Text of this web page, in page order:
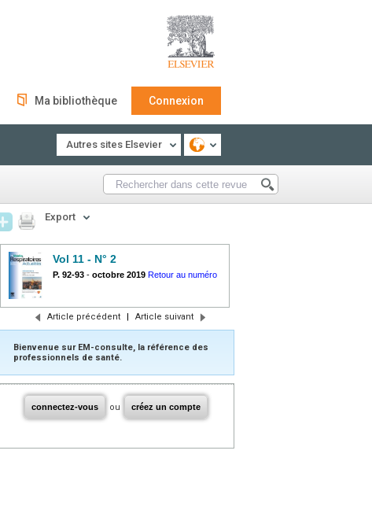
Ma bibliothèque Connexion
Autres sites Elsevier
Export
Vol 11 - N° 2
P. 92-93 - octobre 2019 Retour au numéro
Article précédent | Article suivant
Bienvenue sur EM-consulte, la référence des
professionnels de santé.
connectez-vous ou créez un compte